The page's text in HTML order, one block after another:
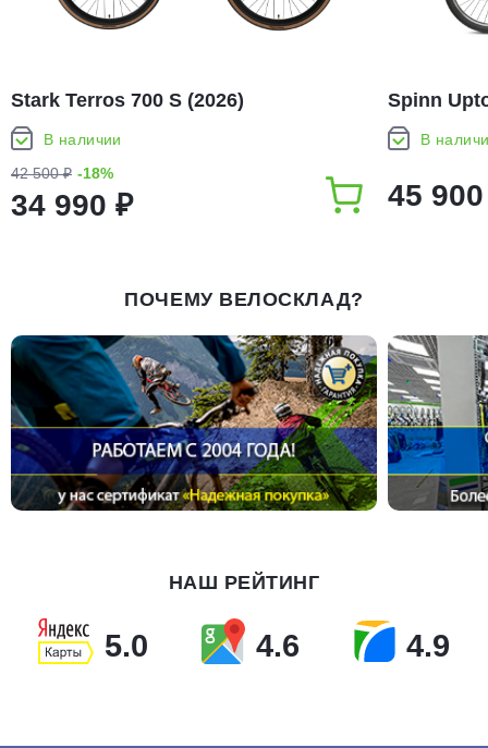
Stark Terros 700 S (2026)
В наличии
42 500 ₽ -18%
34 990 ₽
Spinn
В
45
ПОЧЕМУ ВЕЛОСКЛАД?
НАШ РЕЙТИНГ
5.0 4.6 4.9